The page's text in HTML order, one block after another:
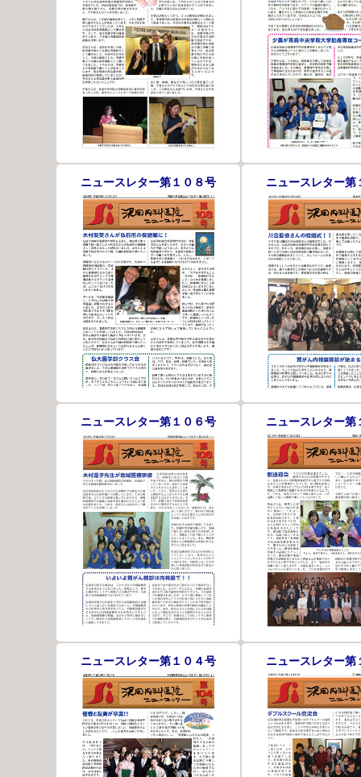
ニュースレター第１０８号 ニュースレター第
ニュースレター第１０６号 ニュースレター第
ニュースレター第１０４号 ニュースレター第